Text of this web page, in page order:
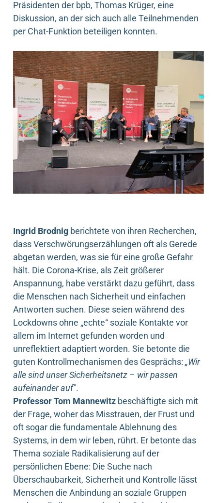
Präsidenten der bpb, Thomas Krüger, eine
Diskussion, an der sich auch alle Teilnehmenden
per Chat-Funktion beteiligen konnten.
Ingrid Brodnig berichtete von ihren Recherchen,
dass Verschwörungserzählungen oft als Gerede
abgetan werden, was sie für eine große Gefahr
hält. Die Corona-Krise, als Zeit größerer
Anspannung, habe verstärkt dazu geführt, dass
die Menschen nach Sicherheit und einfachen
Antworten suchen. Diese seien während des
Lockdowns ohne „echte“ soziale Kontakte vor
allem im Internet gefunden worden und
unreflektiert adaptiert worden. Sie betonte die
guten Kontrollmechanismen des Gesprächs: „Wir
alle sind unser Sicherheitsnetz – wir passen
aufeinander auf".
Professor Tom Mannewitz beschäftigte sich mit
der Frage, woher das Misstrauen, der Frust und
oft sogar die fundamentale Ablehnung des
Systems, in dem wir leben, rührt. Er betonte das
Thema soziale Radikalisierung auf der
persönlichen Ebene: Die Suche nach
Überschaubarkeit, Sicherheit und Kontrolle lässt
Menschen die Anbindung an soziale Gruppen